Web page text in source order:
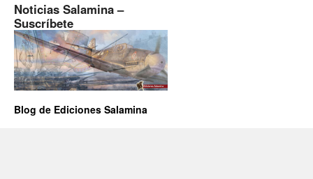
Noticias Salamina –
Suscríbete
Blog de Ediciones Salamina